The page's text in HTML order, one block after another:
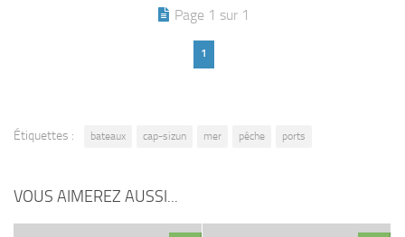
Page 1 sur 1
1
Étiquettes : bateaux cap-sizun mer pêche ports
VOUS AIMEREZ AUSSI...